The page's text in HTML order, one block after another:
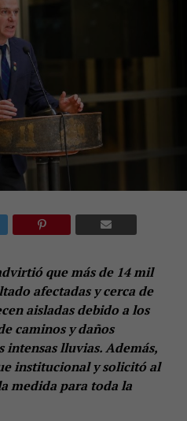
que más de 14 mil
afectadas y cerca de
aisladas debido a los
caminos y daños
intensas lluvias. Además,
institucional y solicitó al
medida para toda la